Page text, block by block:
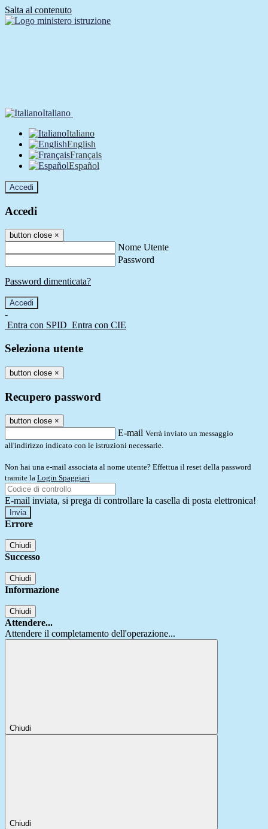
Salta al contenuto
Italiano
Italiano
English
Français
Español
Accedi
Accedi
button close ×
Nome Utente
Password
Password dimenticata?
-
Entra con SPID Entra con CIE
Seleziona utente
button close ×
Recupero password
button close ×
E-mail Verrà inviato un messaggio
all'indirizzo indicato con le istruzioni necessarie.
Non hai una e-mail associata al nome utente? Effettua il reset della password
tramite la Login Spaggiari
E-mail inviata, si prega di controllare la casella di posta elettronica!
Errore
Chiudi
Successo
Chiudi
Informazione
Chiudi
Attendere...
Attendere il completamento dell'operazione...
Chiudi
Chiudi